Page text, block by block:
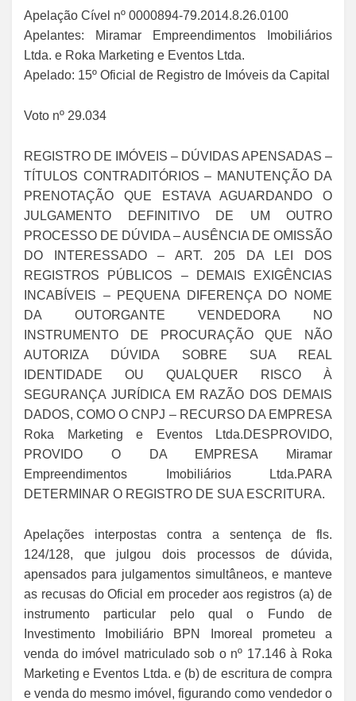
Apelação Cível nº 0000894-79.2014.8.26.0100
Apelantes: Miramar Empreendimentos Imobiliários
Ltda. e Roka Marketing e Eventos Ltda.
Apelado: 15º Oficial de Registro de Imóveis da Capital
Voto nº 29.034
REGISTRO DE IMÓVEIS – DÚVIDAS APENSADAS –
TÍTULOS CONTRADITÓRIOS – MANUTENÇÃO DA
PRENOTAÇÃO QUE ESTAVA AGUARDANDO O
JULGAMENTO DEFINITIVO DE UM OUTRO
PROCESSO DE DÚVIDA – AUSÊNCIA DE OMISSÃO
DO INTERESSADO – ART. 205 DA LEI DOS
REGISTROS PÚBLICOS – DEMAIS EXIGÊNCIAS
INCABÍVEIS – PEQUENA DIFERENÇA DO NOME
DA OUTORGANTE VENDEDORA NO
INSTRUMENTO DE PROCURAÇÃO QUE NÃO
AUTORIZA DÚVIDA SOBRE SUA REAL
IDENTIDADE OU QUALQUER RISCO À
SEGURANÇA JURÍDICA EM RAZÃO DOS DEMAIS
DADOS, COMO O CNPJ – RECURSO DA EMPRESA
Roka Marketing e Eventos Ltda.DESPROVIDO,
PROVIDO O DA EMPRESA Miramar
Empreendimentos Imobiliários Ltda.PARA
DETERMINAR O REGISTRO DE SUA ESCRITURA.
Apelações interpostas contra a sentença de fls.
124/128, que julgou dois processos de dúvida,
apensados para julgamentos simultâneos, e manteve
as recusas do Oficial em proceder aos registros (a) de
instrumento particular pelo qual o Fundo de
Investimento Imobiliário BPN Imoreal prometeu a
venda do imóvel matriculado sob o nº 17.146 à Roka
Marketing e Eventos Ltda. e (b) de escritura de compra
e venda do mesmo imóvel, figurando como vendedor o